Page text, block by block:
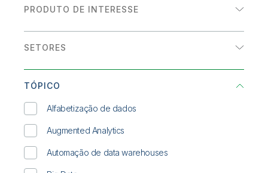
Onboarding
Documentação do Produto
Sala de Imprensa
Qlik
Relatório de analistas
Resumo de solução
WEBINAR SOB DEMANDA
Whitepaper
PRODUTO DE INTERESSE
Analytics
SETORES
Energia e utilities
Serviços financeiros
Setor público
Transporte/Logística
TÓPICO
Alfabetização de dados
Augmented Analytics
Automação de data warehouses